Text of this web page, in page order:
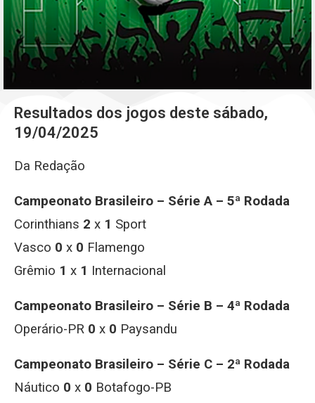
Resultados dos jogos deste sábado,
19/04/2025
Da Redação
Campeonato Brasileiro – Série A – 5ª Rodada
Corinthians 2 x 1 Sport
Vasco 0 x 0 Flamengo
Grêmio 1 x 1 Internacional
Campeonato Brasileiro – Série B – 4ª Rodada
Operário-PR 0 x 0 Paysandu
Campeonato Brasileiro – Série C – 2ª Rodada
Náutico 0 x 0 Botafogo-PB